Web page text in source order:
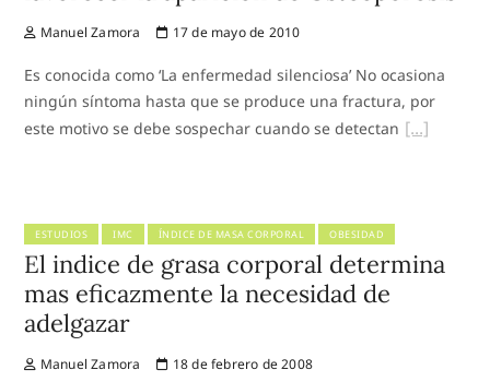
Manuel Zamora 17 de mayo de 2010
Es conocida como ‘La enfermedad silenciosa’ No ocasiona
ningún síntoma hasta que se produce una fractura, por
este motivo se debe sospechar cuando se detectan
ESTUDIOS IMC ÍNDICE DE MASA CORPORAL OBESIDAD
El indice de grasa corporal determina
mas eficazmente la necesidad de
adelgazar
Manuel Zamora 18 de febrero de 2008